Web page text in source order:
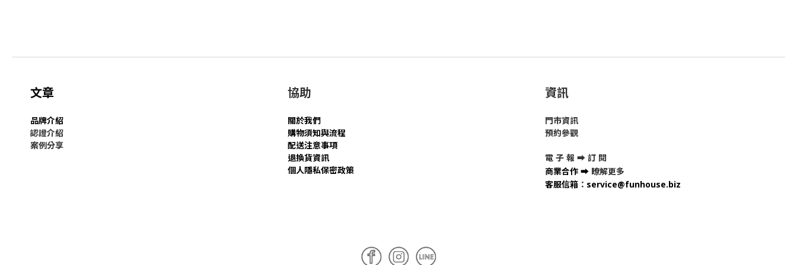
文章
品牌介紹
認證介紹
案例分享
協助
關於我們
購物須知與流程
配送注意事項
退換貨資訊
個人隱私保密政策
資訊
門市資訊
預約參觀
電 子 報 ➡ 訂 閱
商業合作 ➡ 瞭解更多
客服信箱 ： service@funhouse.biz